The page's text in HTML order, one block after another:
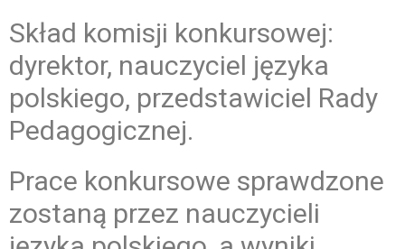
Skład komisji konkursowej:
dyrektor, nauczyciel języka
polskiego, przedstawiciel Rady
Pedagogicznej.
Prace konkursowe sprawdzone
zostaną przez nauczycieli